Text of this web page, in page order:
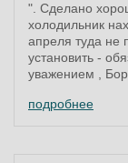
". Сделано
холодильник
апреля туда не
установить -
уважением ,
подробнее